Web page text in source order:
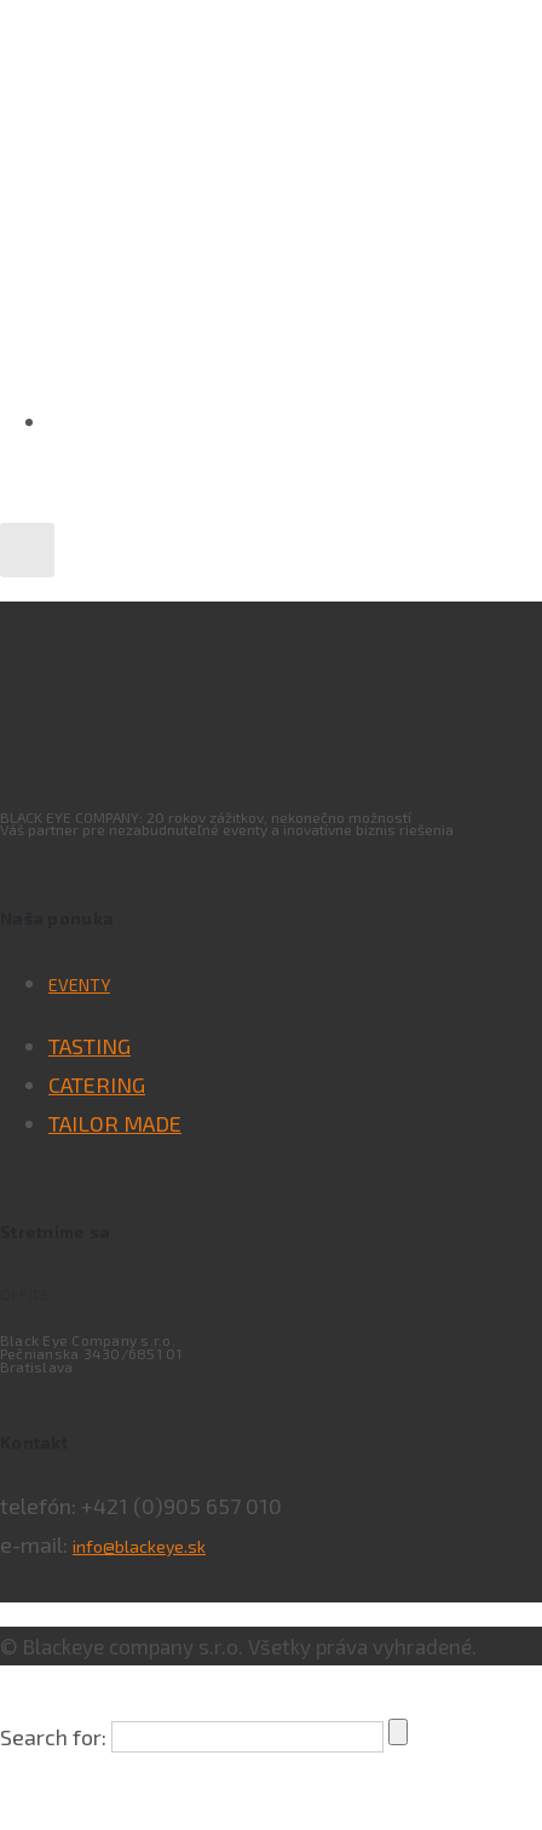
BLACK EYE COMPANY: 20 rokov zážitkov, nekonečno možností
Váš partner pre nezabudnuteľné eventy a inovatívne biznis riešenia
EVENTY
TASTING
CATERING
TAILOR MADE
Black Eye Company s.r.o.
Pečnianska 3430/6851 01
Bratislava
telefón: +421 (0)905 657 010
e-mail: info@blackeye.sk
© Blackeye company s.r.o. Všetky práva vyhradené.
Search for: